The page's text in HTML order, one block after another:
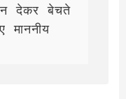
देकर बेचते
माननीय